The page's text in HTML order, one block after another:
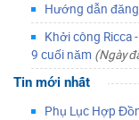
Hướng dẫn
Khởi công Ricca
9 cuối năm (Ngày
Tin mới nhất
Phụ Lục Hợp